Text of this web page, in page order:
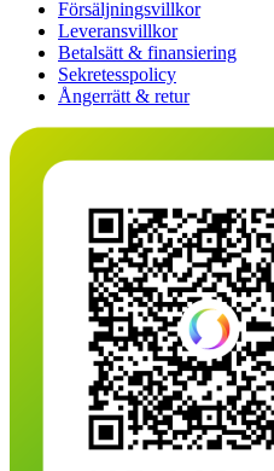
Försäljningsvillkor
Leveransvillkor
Betalsätt & finansiering
Sekretesspolicy
Ångerrätt & retur